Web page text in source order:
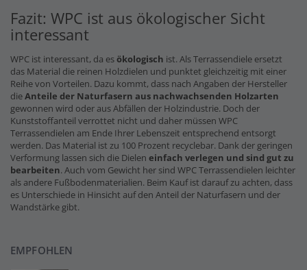
Fazit: WPC ist aus ökologischer Sicht
interessant
WPC ist interessant, da esökologisch ist. Als Terrassendiele ersetzt
das Material die reinen Holzdielen und punktet gleichzeitig mit einer
Reihe von Vorteilen. Dazu kommt, dass nach Angaben der Hersteller
dieAnteile der Naturfasern aus nachwachsenden Holzarten
gewonnen wird oder aus Abfällen der Holzindustrie. Doch der
Kunststoffanteil verrottet nicht und daher müssen WPC
Terrassendielen am Ende Ihrer Lebenszeit entsprechend entsorgt
werden. Das Material ist zu 100 Prozent recyclebar. Dank der geringen
Verformung lassen sich die Dielen einfach verlegen und sind gut zu
bearbeiten. Auch vom Gewicht her sind WPC Terrassendielen leichter
als andere Fußbodenmaterialien. Beim Kauf ist darauf zu achten, dass
es Unterschiede in Hinsicht auf den Anteil der Naturfasern und der
Wandstärke gibt.
EMPFOHLEN